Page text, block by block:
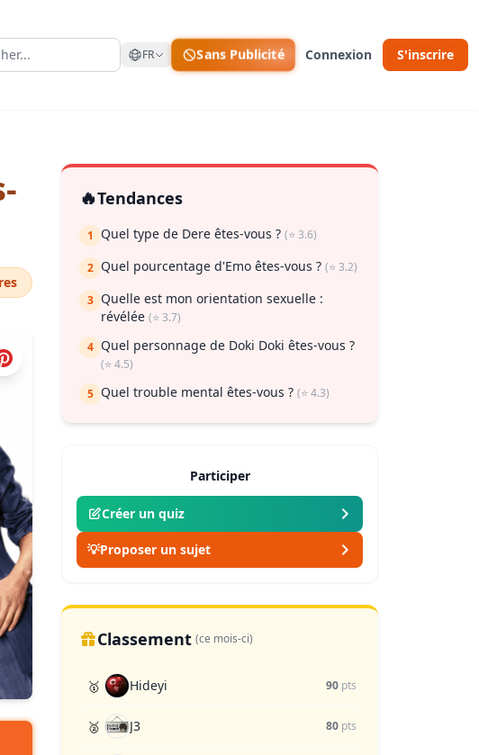
FR Sans Publicité Connexion S'inscrire
vous pour enregistrer
🔥Tendances
1 Quel type de Dere êtes-vous ? (⭐ 3.6)
2 Quel pourcentage d'Emo êtes-vous ? (⭐ 3.2)
3 Quelle est mon orientation sexuelle :
révélée (⭐ 3.7)
4 Quel personnage de Doki Doki êtes-vous ?
(⭐ 4.5)
5 Quel trouble mental êtes-vous ? (⭐ 4.3)
Participer
Créer un quiz
💡Proposer un sujet
Classement (ce mois-ci)
🥇 Hideyi 90 pts
🥈 J3 80 pts